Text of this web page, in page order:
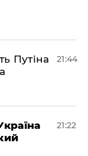
Путіна
21:44
21:22